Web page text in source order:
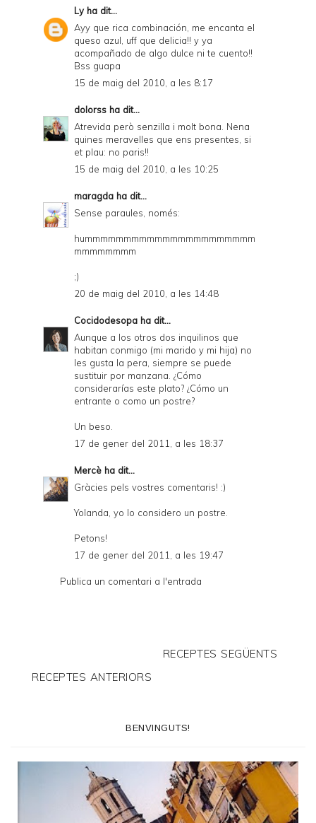
Lyha dit...
Ayy que rica combinación, me encanta el
queso azul, uff que delicia!! y ya
acompañado de algo dulce ni te cuento!!
Bss guapa
15 de maig del 2010, a les 8:17
dolorss ha dit...
Atrevida però senzilla i molt bona. Nena
quines meravelles que ens presentes, si
et plau: no paris!!
15 de maig del 2010, a les 10:25
maragda ha dit...
Sense paraules, només:
hummmmmmmmmmmmmmmmmmmmmm
mmmmmmmm
;)
20 de maig del 2010, a les 14:48
Cocidodesopa ha dit...
Aunque a los otros dos inquilinos que
habitan conmigo (mi marido y mi hija) no
les gusta la pera, siempre se puede
sustituir por manzana. ¿Cómo
considerarías este plato? ¿Cómo un
entrante o como un postre?
Un beso.
17 de gener del 2011, a les 18:37
Mercè ha dit...
Gràcies pels vostres comentaris! :)
Yolanda, yo lo considero un postre.
Petons!
17 de gener del 2011, a les 19:47
Publica un comentari a l'entrada
RECEPTES SEGÜENTS
RECEPTES ANTERIORS
BENVINGUTS!